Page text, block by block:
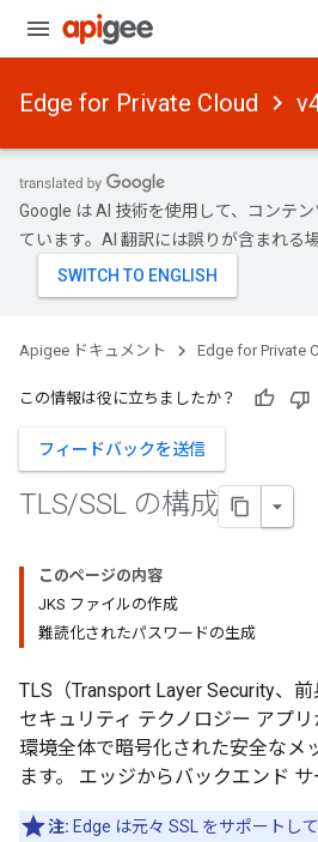
Edge for Private Cloud
Google は AI 技術を使用して、コンテ
ています。AI 翻訳には誤りが含まれる
Apigee ドキュメント Edge for Private
この情報は役に立ちましたか？
フィードバックを送信
TLS/SSL の構成
このページの内容
JKS ファイルの作成
難読化されたパスワードの生成
TLS（Transport Layer Security、
セキュリティ テクノロジー アプ
環境全体で暗号化された安全なメ
ます。 エッジからバックエンド サ
注: Edge は元々 SSL をサポートし